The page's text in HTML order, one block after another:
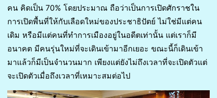
คน คิดเป็น 70% โดยประมาณ ถือว่าเป็นการเปิดศักราชใน
การเปิดพื้นที่ให้กับเลือดใหม่ของประชาธิปัตย์ ไม่ใช่มีแต่คน
เดิม หรือมีแต่คนที่ทำการเมืองอยู่ในอดีตเท่านั้น แต่เราก็มี
อนาคต มีคนรุ่นใหม่ที่จะเดินเข้ามาอีกเยอะ ขณะนี้ก็เดินเข้า
มาแล้วก็มีเป็นจำนวนมาก เพียงแต่ยังไม่ถึงเวลาที่จะเปิดตัวแต่
จะเปิดตัวเมื่อถึงเวลาที่เหมาะสมต่อไป